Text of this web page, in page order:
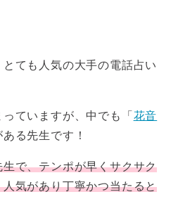
とても人気の大手の電話占い
ていますが、中でも「 花音
る先生です！
で、テンポが早くサクサク
気があり丁寧かつ当たると